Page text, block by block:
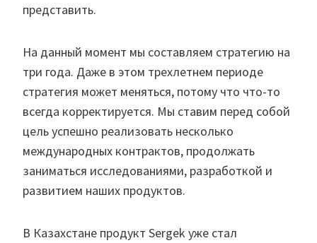
представить.
На данный момент мы составляем стратегию на
три года. Даже в этом трехлетнем периоде
стратегия может меняться, потому что что-то
всегда корректируется. Мы ставим перед собой
цель успешно реализовать несколько
международных контрактов, продолжать
заниматься исследованиями, разработкой и
развитием наших продуктов.
В Казахстане продукт Sergek уже стал